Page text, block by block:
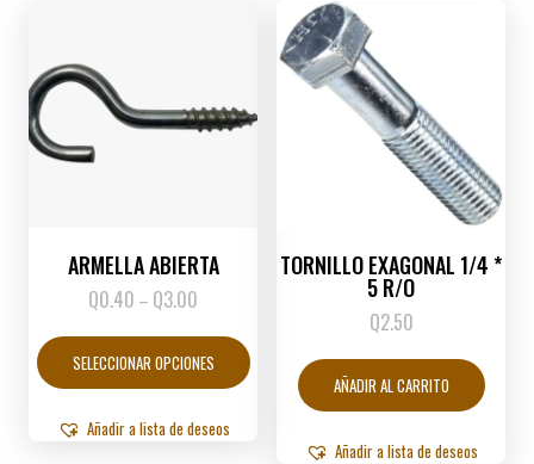
ARMELLA ABIERTA
Q0.40 – Q3.00
Q0.40
through
Q3.00
SELECCIONAR OPCIONES
producto
tiene
múltiples
Añadir a lista de deseos
TORNILLO EXAGONAL 1/4 *
5 R/O
Q2.50
AÑADIR AL CARRITO
Añadir a lista de deseos